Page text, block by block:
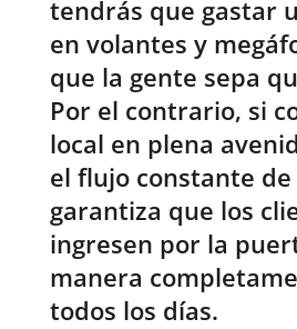
tendrás que gastar
en volantes y
que la gente sepa
Por el contrario, si
local en plena
el flujo constante
garantiza que los
ingresen por la
manera
todos los días.